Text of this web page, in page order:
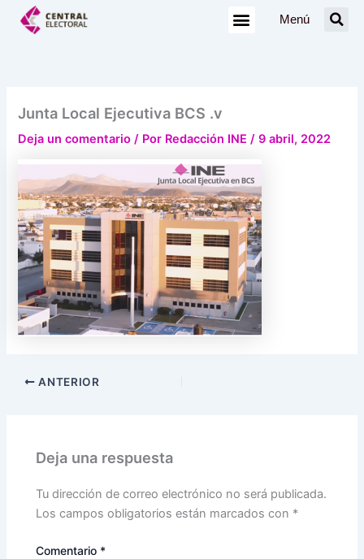
Menú
Junta Local Ejecutiva BCS .v
Deja un comentario / Por Redacción INE/9 abril, 2022
ANTERIOR
Deja una respuesta
Tu dirección de correo electrónico no será publicada.
Los campos obligatorios están marcados con *
Comentario *